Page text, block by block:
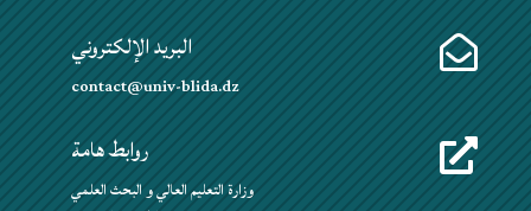
 البريد الإلكتروني
contact@univ-blida.dz
 روابط هامة
وزارة التعليم العالي و البحث العلمي